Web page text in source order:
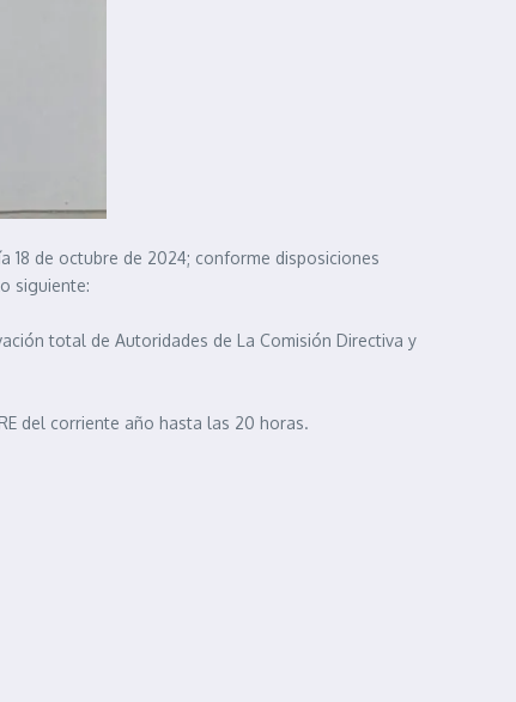
18 de octubre de 2024; conforme disposiciones
siguiente:
total de Autoridades de La Comisión Directiva y
del corriente año hasta las 20 horas.